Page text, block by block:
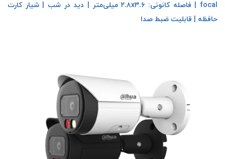
focal | فاصله کانونی: ۲.۸x۳.۶ میلی‌متر | دید در شب | شیار کارت
حافظه | قابلیت ضبط صدا